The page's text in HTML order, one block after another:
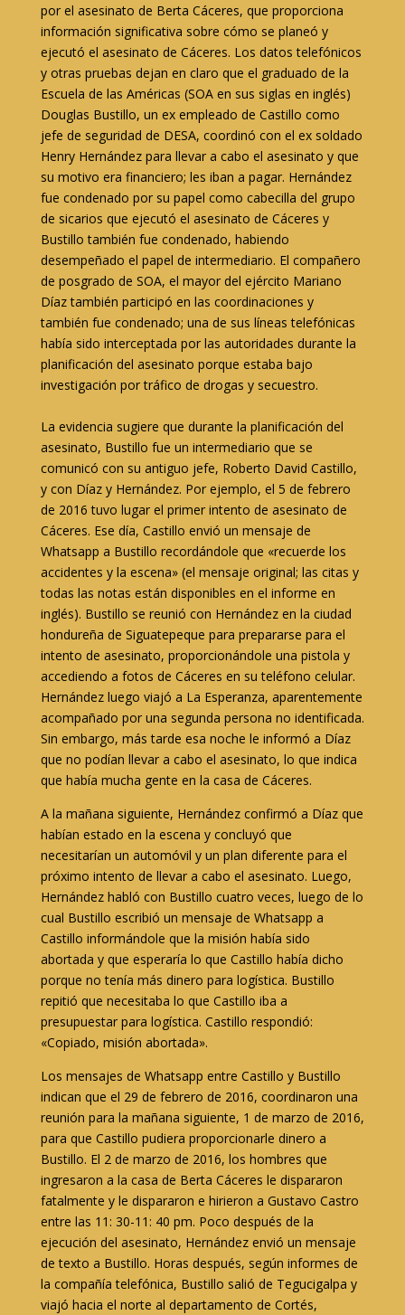
por el asesinato de Berta Cáceres, que proporciona
información significativa sobre cómo se planeó y
ejecutó el asesinato de Cáceres. Los datos telefónicos
y otras pruebas dejan en claro que el graduado de la
Escuela de las Américas (SOA en sus siglas en inglés)
Douglas Bustillo, un ex empleado de Castillo como
jefe de seguridad de DESA, coordinó con el ex soldado
Henry Hernández para llevar a cabo el asesinato y que
su motivo era financiero; les iban a pagar. Hernández
fue condenado por su papel como cabecilla del grupo
de sicarios que ejecutó el asesinato de Cáceres y
Bustillo también fue condenado, habiendo
desempeñado el papel de intermediario. El compañero
de posgrado de SOA, el mayor del ejército Mariano
Díaz también participó en las coordinaciones y
también fue condenado; una de sus líneas telefónicas
había sido interceptada por las autoridades durante la
planificación del asesinato porque estaba bajo
investigación por tráfico de drogas y secuestro.
La evidencia sugiere que durante la planificación del
asesinato, Bustillo fue un intermediario que se
comunicó con su antiguo jefe, Roberto David Castillo,
y con Díaz y Hernández. Por ejemplo, el 5 de febrero
de 2016 tuvo lugar el primer intento de asesinato de
Cáceres. Ese día, Castillo envió un mensaje de
Whatsapp a Bustillo recordándole que «recuerde los
accidentes y la escena» (el mensaje original; las citas y
todas las notas están disponibles en el informe en
inglés). Bustillo se reunió con Hernández en la ciudad
hondureña de Siguatepeque para prepararse para el
intento de asesinato, proporcionándole una pistola y
accediendo a fotos de Cáceres en su teléfono celular.
Hernández luego viajó a La Esperanza, aparentemente
acompañado por una segunda persona no identificada.
Sin embargo, más tarde esa noche le informó a Díaz
que no podían llevar a cabo el asesinato, lo que indica
que había mucha gente en la casa de Cáceres.
A la mañana siguiente, Hernández confirmó a Díaz que
habían estado en la escena y concluyó que
necesitarían un automóvil y un plan diferente para el
próximo intento de llevar a cabo el asesinato. Luego,
Hernández habló con Bustillo cuatro veces, luego de lo
cual Bustillo escribió un mensaje de Whatsapp a
Castillo informándole que la misión había sido
abortada y que esperaría lo que Castillo había dicho
porque no tenía más dinero para logística. Bustillo
repitió que necesitaba lo que Castillo iba a
presupuestar para logística. Castillo respondió:
«Copiado, misión abortada».
Los mensajes de Whatsapp entre Castillo y Bustillo
indican que el 29 de febrero de 2016, coordinaron una
reunión para la mañana siguiente, 1 de marzo de 2016,
para que Castillo pudiera proporcionarle dinero a
Bustillo. El 2 de marzo de 2016, los hombres que
ingresaron a la casa de Berta Cáceres le dispararon
fatalmente y le dispararon e hirieron a Gustavo Castro
entre las 11: 30-11: 40 pm. Poco después de la
ejecución del asesinato, Hernández envió un mensaje
de texto a Bustillo. Horas después, según informes de
la compañía telefónica, Bustillo salió de Tegucigalpa y
viajó hacia el norte al departamento de Cortés,